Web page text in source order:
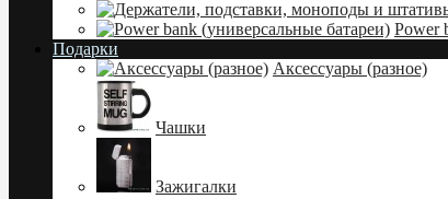
Power
Подарки
Аксессуары (разное)
Чашки
Зажигалки